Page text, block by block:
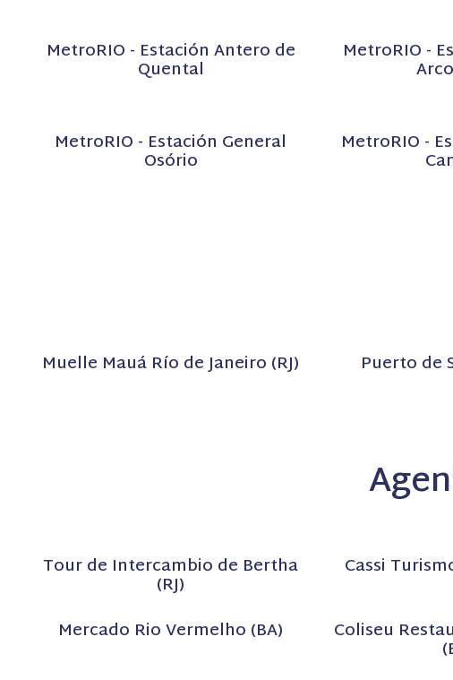
MetroRIO - Estación Antero de
Quental
MetroRIO -
MetroRIO - Estación General
Osório
MetroRIO -
Muelle Mauá Río de Janeiro (RJ) Puerto de
Tour de Intercambio de Bertha
(RJ)
Cassi
Mercado Rio Vermelho (BA) Coliseu